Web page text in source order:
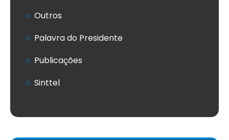
Outros
Palavra do Presidente
Publicações
Sinttel